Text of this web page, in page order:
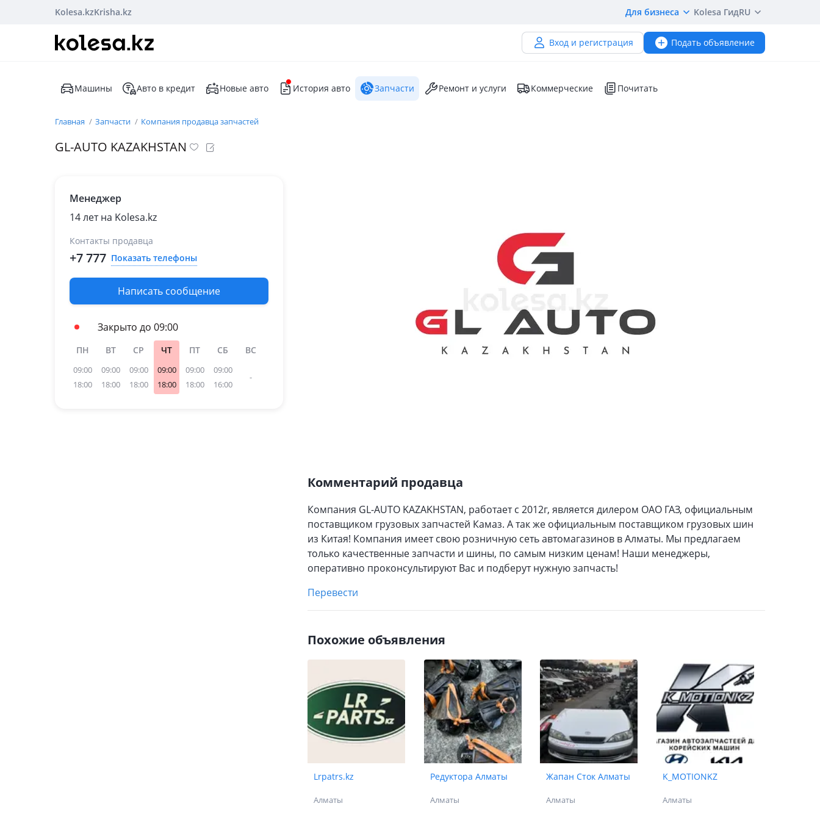
Kolesa.kzKrisha.kz Для бизнеса Kolesa ГидRU
Вход и регистрация Подать объявление
Машины Авто в кредит Новые авто История авто Запчасти Ремонт и услуги Коммерческие Почитать
Главная Запчасти Компания продавца запчастей
GL-AUTO KAZAKHSTAN
Менеджер
14 лет на Kolesa.kz
Контакты продавца
+7 777 Показать телефоны
Написать сообщение
Закрыто до 09:00
ПН
09:00
18:00
ВТ
09:00
18:00
СР
09:00
18:00
ЧТ
09:00
18:00
ПТ
09:00
18:00
СБ
09:00
16:00
ВС
-
Комментарий продавца
Компания GL-AUTO KAZAKHSTAN, работает с 2012г, является дилером ОАО ГАЗ, официальным
поставщиком грузовых запчастей Камаз. А так же официальным поставщиком грузовых шин
из Китая! Компания имеет свою розничную сеть автомагазинов в Алматы. Мы предлагаем
только качественные запчасти и шины, по самым низким ценам! Наши менеджеры,
оперативно проконсультируют Вас и подберут нужную запчасть!
Перевести
Похожие объявления
Lrpatrs.kz
Алматы
Редуктора Алматы
Алматы
Жапан Сток Алматы
Алматы
K_MOTIONKZ
Алматы